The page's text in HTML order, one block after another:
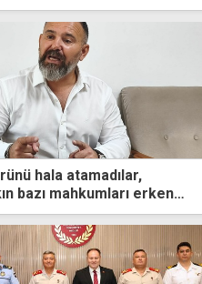
hala atamadılar,
bazı mahkumları erken
değiştirdiler"